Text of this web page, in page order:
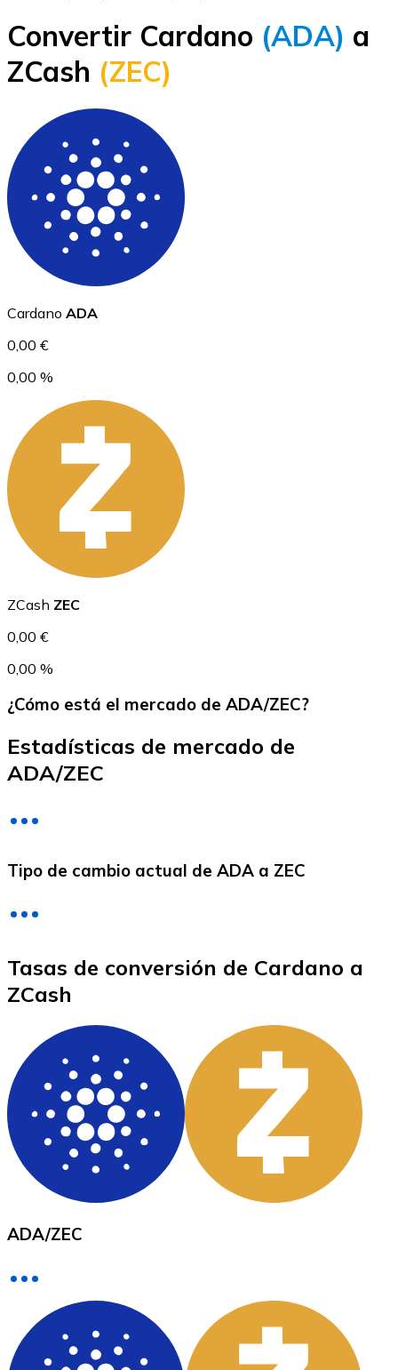
Bitcoin
BTC
Ethereum
ETH
USD Coin
USDC
XRP
XRP
Ver todo
Transferencia SEPA
Añade fondos a tu cuenta Bitnovo o realiza compras
Convertir Cardano (ADA) a
ZCash (ZEC)
Cardano ADA
0,00 €
0,00 %
ZCash ZEC
0,00 €
0,00 %
¿Cómo está el mercado de ADA/ZEC?
Estadísticas de mercado de
ADA/ZEC
Tipo de cambio actual de ADA a ZEC
Tasas de conversión de Cardano a
ZCash
ADA/ZEC